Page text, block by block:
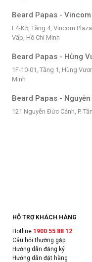
Beard Papas -
L4-K5, Tầng 4, Vincom
Vấp, Hồ Chí Minh
Beard Papas - Hùng
1F-10-01, Tầng 1, Hùng
Minh
Beard Papas -
121 Nguyễn Đức Cảnh, P.
HỖ TRỢ KHÁCH HÀNG
Hotline 1900 55 88 12
Câu hỏi thường gặp
Hướng dẫn đăng ký
Hướng dẫn đặt hàng